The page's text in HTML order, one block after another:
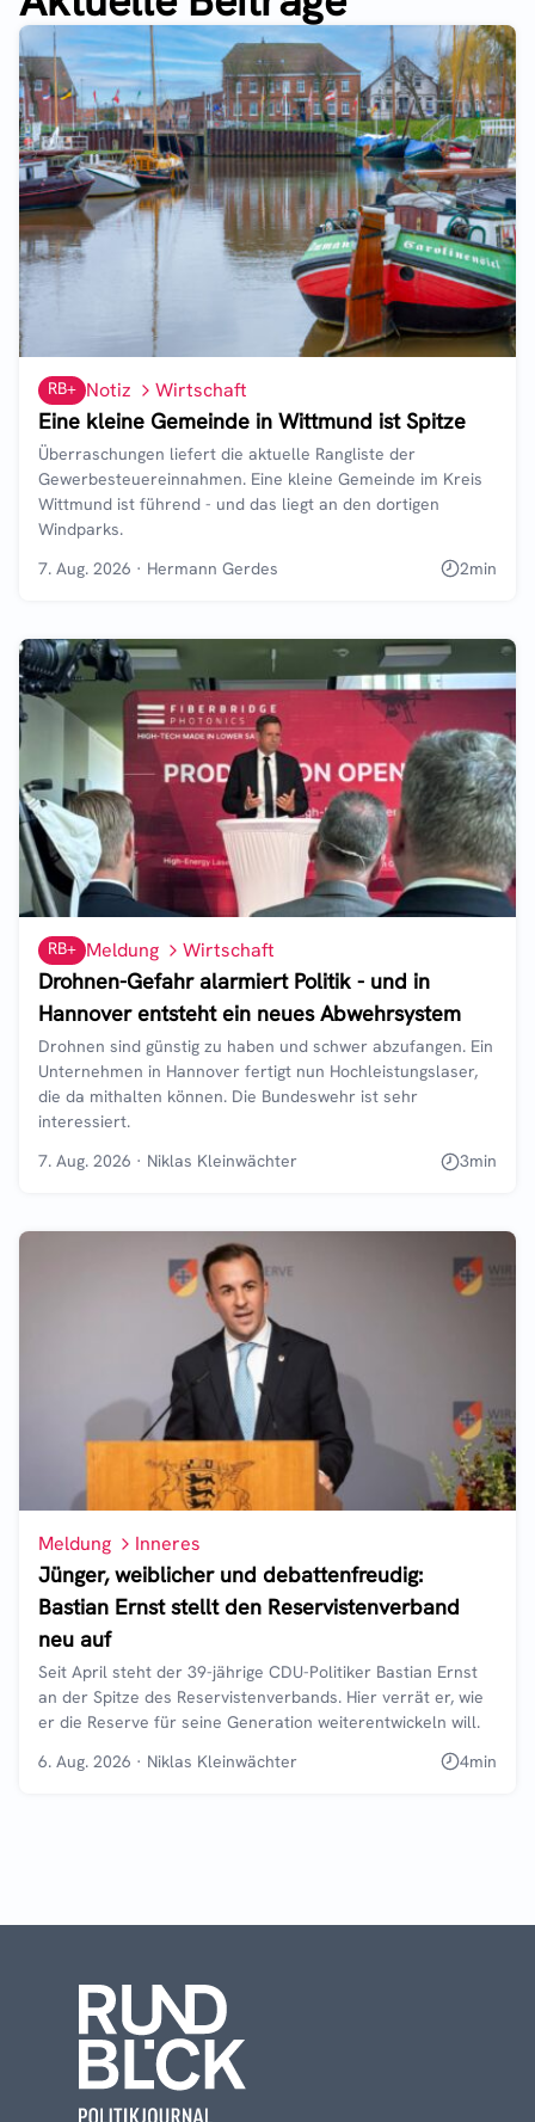
RB+ Notiz Wirtschaft
Eine kleine Gemeinde in Wittmund ist Spitze
Überraschungen liefert die aktuelle Rangliste der
Gewerbesteuereinnahmen. Eine kleine Gemeinde im Kreis
Wittmund ist führend - und das liegt an den dortigen
Windparks.
7. Aug. 2026 · Hermann Gerdes 2min
RB+ Meldung Wirtschaft
Drohnen-Gefahr alarmiert Politik - und in
Hannover entsteht ein neues Abwehrsystem
Drohnen sind günstig zu haben und schwer abzufangen. Ein
Unternehmen in Hannover fertigt nun Hochleistungslaser,
die da mithalten können. Die Bundeswehr ist sehr
interessiert.
7. Aug. 2026 · Niklas Kleinwächter 3min
Meldung Inneres
Jünger, weiblicher und debattenfreudig:
Bastian Ernst stellt den Reservistenverband
neu auf
Seit April steht der 39-jährige CDU-Politiker Bastian Ernst
an der Spitze des Reservistenverbands. Hier verrät er, wie
er die Reserve für seine Generation weiterentwickeln will.
6. Aug. 2026 · Niklas Kleinwächter 4min